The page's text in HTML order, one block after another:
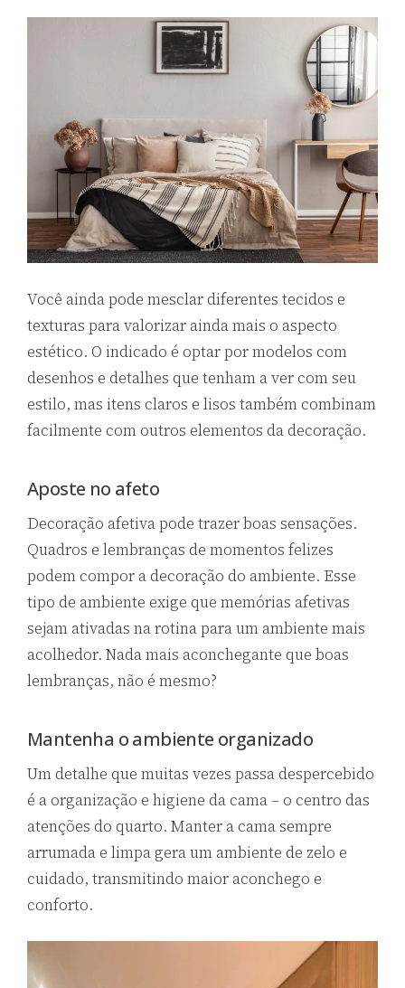
Você ainda pode mesclar diferentes tecidos e
texturas para valorizar ainda mais o aspecto
estético. O indicado é optar por modelos com
desenhos e detalhes que tenham a ver com seu
estilo, mas itens claros e lisos também combinam
facilmente com outros elementos da decoração.
Aposte no afeto
Decoração afetiva pode trazer boas sensações.
Quadros e lembranças de momentos felizes
podem compor a decoração do ambiente. Esse
tipo de ambiente exige que memórias afetivas
sejam ativadas na rotina para um ambiente mais
acolhedor. Nada mais aconchegante que boas
lembranças, não é mesmo?
Mantenha o ambiente organizado
Um detalhe que muitas vezes passa despercebido
é a organização e higiene da cama – o centro das
atenções do quarto. Manter a cama sempre
arrumada e limpa gera um ambiente de zelo e
cuidado, transmitindo maior aconchego e
conforto.